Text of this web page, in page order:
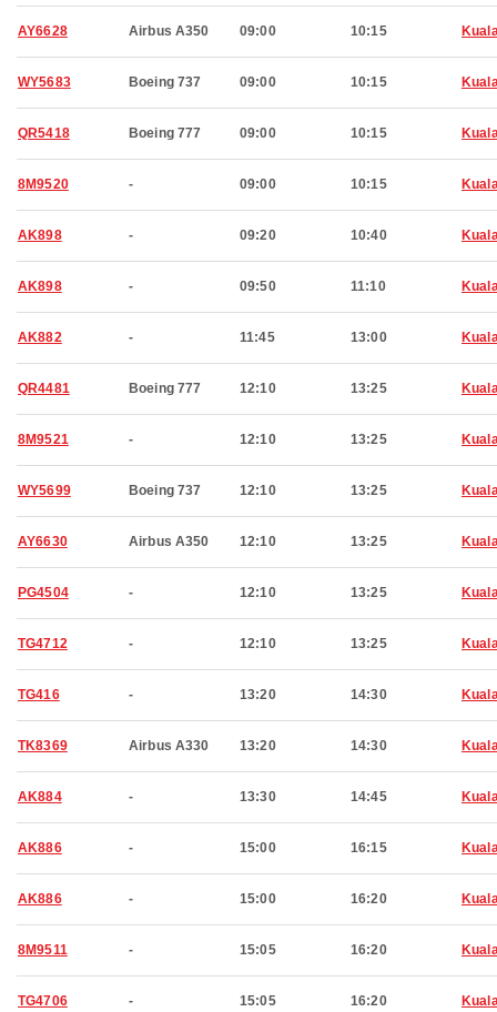
AY6628 Airbus A350 09:00 10:15
WY5683 Boeing 737 09:00 10:15
QR5418 Boeing 777 09:00 10:15
8M9520 - 09:00 10:15
AK898 - 09:20 10:40
AK898 - 09:50 11:10
AK882 - 11:45 13:00
QR4481 Boeing 777 12:10 13:25
8M9521 - 12:10 13:25
WY5699 Boeing 737 12:10 13:25
AY6630 Airbus A350 12:10 13:25
PG4504 - 12:10 13:25
TG4712 - 12:10 13:25
TG416 - 13:20 14:30
TK8369 Airbus A330 13:20 14:30
AK884 - 13:30 14:45
AK886 - 15:00 16:15
AK886 - 15:00 16:20
8M9511 - 15:05 16:20
TG4706 - 15:05 16:20